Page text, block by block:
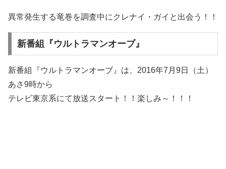
異常発生する竜巻を調査中にクレナイ・ガイと出会う！！
新番組『ウル­­トラマンオーブ』
新番組『ウル­­トラマンオーブ』は、2016年7月9日（土）
あさ9時から
テレビ東京系にて放送スタート！！楽しみ～！！！